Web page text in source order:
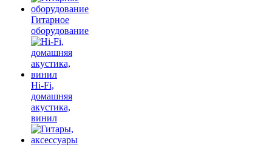
Гитарное
оборудование
Hi-Fi,
домашняя
акустика,
винил